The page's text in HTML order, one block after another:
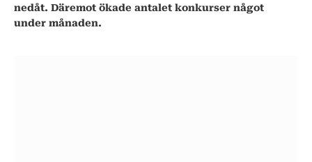
nedåt. Däremot ökade antalet konkurser något
under månaden.